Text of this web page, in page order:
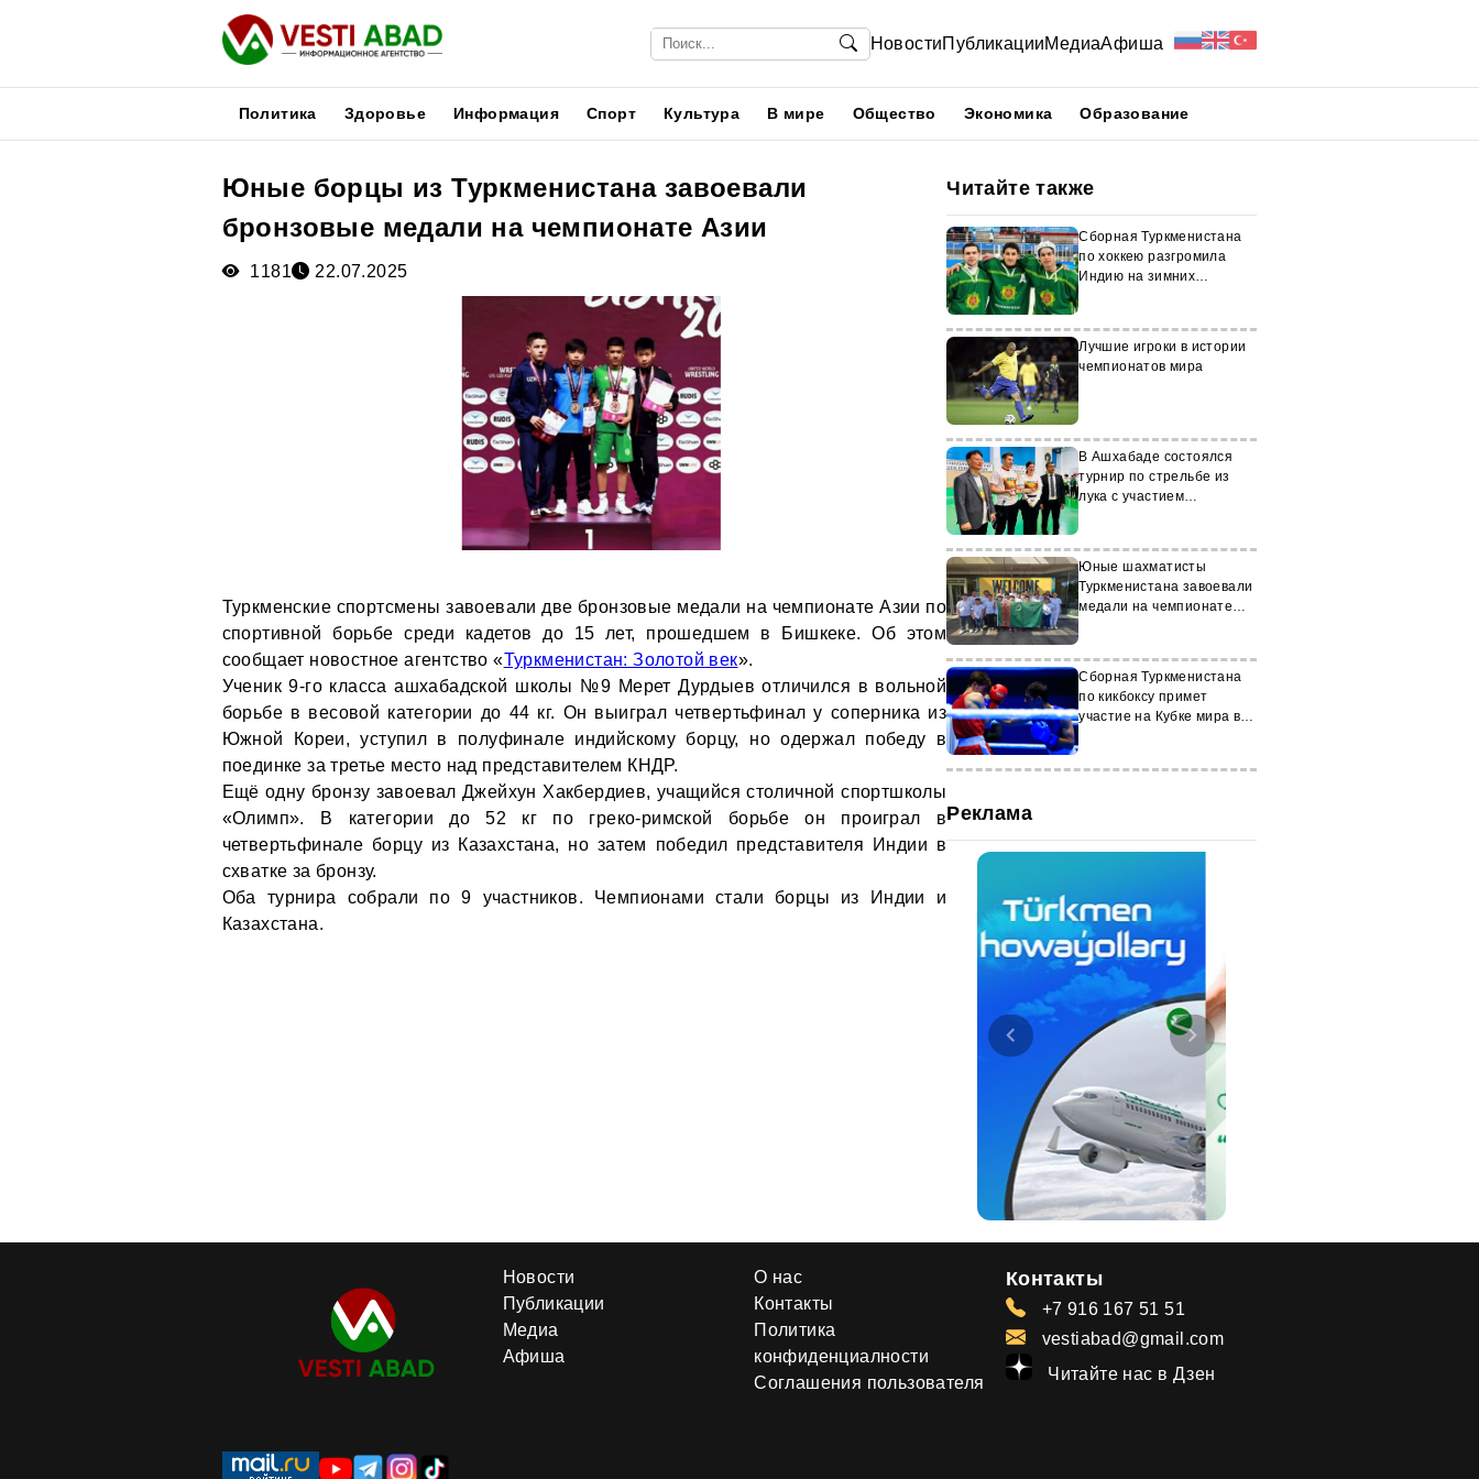
НовостиПубликацииМедиаАфиша
Политика Здоровье Информация Спорт Культура В мире Общество Экономика Образование
Юные борцы из Туркменистана завоевали
бронзовые медали на чемпионате Азии
1181 22.07.2025
Туркменские спортсмены завоевали две бронзовые медали на чемпионате Азии по
спортивной борьбе среди кадетов до 15 лет, прошедшем в Бишкеке. Об этом
сообщает новостное агентство «Туркменистан: Золотой век».
Ученик 9-го класса ашхабадской школы №9 Мерет Дурдыев отличился в вольной
борьбе в весовой категории до 44 кг. Он выиграл четвертьфинал у соперника из
Южной Кореи, уступил в полуфинале индийскому борцу, но одержал победу в
поединке за третье место над представителем КНДР.
Ещё одну бронзу завоевал Джейхун Хакбердиев, учащийся столичной спортшколы
«Олимп». В категории до 52 кг по греко-римской борьбе он проиграл в
четвертьфинале борцу из Казахстана, но затем победил представителя Индии в
схватке за бронзу.
Оба турнира собрали по 9 участников. Чемпионами стали борцы из Индии и
Казахстана.
Читайте также
Сборная Туркменистана
по хоккею разгромила
Индию на зимних
Лучшие игроки в истории
чемпионатов мира
В Ашхабаде состоялся
турнир по стрельбе из
лука с участием
Юные шахматисты
Туркменистана завоевали
медали на чемпионате
Сборная Туркменистана
по кикбоксу примет
участие на Кубке мира в
Реклама
Новости
Публикации
Медиа
Афиша
О нас
Контакты
Политика
конфиденциалности
Соглашения пользователя
Контакты
+7 916 167 51 51
vestiabad@gmail.com
Читайте нас в Дзен